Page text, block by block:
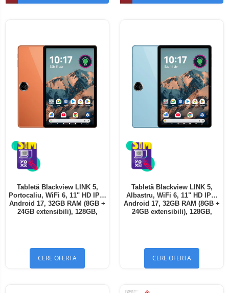
Tabletă Blackview LINK 5,
Portocaliu, WiFi 6, 11" HD IPS,
Android 17, 32GB RAM (8GB +
24GB extensibili), 128GB,
CERE OFERTA
Tabletă Blackview LINK 5,
Albastru, WiFi 6, 11" HD IPS,
Android 17, 32GB RAM (8GB +
24GB extensibili), 128GB,
CERE OFERTA